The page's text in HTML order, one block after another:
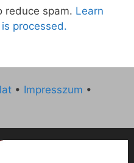
reduce spam. Learn
processed.
• Impresszum •